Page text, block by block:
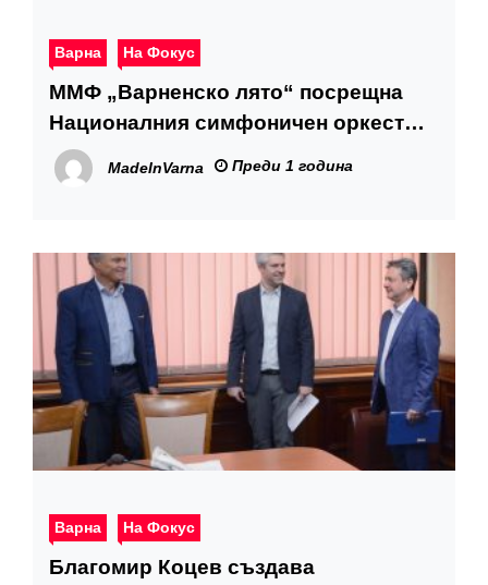
Варна На Фокус
ММФ „Варненско лято“ посрещна
Националния симфоничен оркестър
на Румъния
MadeInVarna Преди 1 година
Варна На Фокус
Благомир Коцев създава